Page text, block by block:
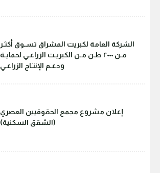
الشركة العامة لكبريت المشراق تسـوق أكثـر
مـن ٢٠٠٠ طـن مـن الكبريـت الزراعـي لحمايـة
ودعـم الإنتـاج الزراعـي
إعلان مشروع مجمع الحقوقيين العصري
(الشقق السكنية)